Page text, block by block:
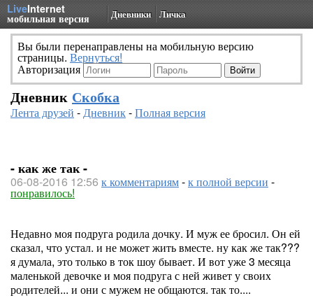
LiveInternet
мобильная версия Дневники Личка
Вы были перенаправлены на мобильную версию
страницы. Вернуться!
Авторизация
Дневник Скобка
Лента друзей -Дневник-Полная версия
- как же так -
06-08-2016 12:56 к комментариям-к полной версии -
понравилось!
Недавно моя подруга родила дочку. И муж ее бросил. Он ей
сказал, что устал. и не может жить вместе. ну как же так???
я думала, это только в ток шоу бывает. И вот уже 3 месяца
маленькой девочке и моя подруга с ней живет у своих
родителей... и они с мужем не общаются. так то....